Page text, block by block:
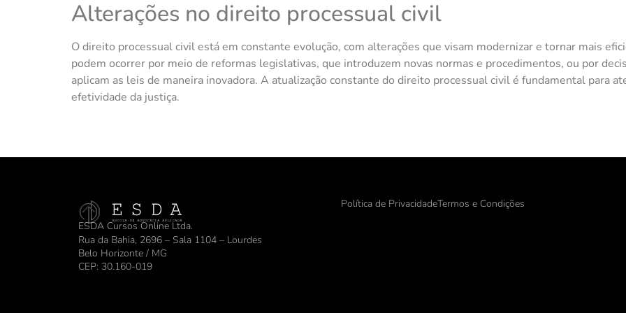
Alterações no direito processual civil
O direito processual civil está em constante evolução, com alterações que visam modernizar e tornar mais
podem ocorrer por meio de reformas legislativas, que introduzem novas normas e procedimentos, ou por
aplicam as leis de maneira inovadora. A atualização constante do direito processual civil é fundamental para
efetividade da justiça.
ESDA Cursos Online Ltda.
Rua da Bahia, 2696 – Sala 1104 – Lourdes
Belo Horizonte / MG
CEP: 30.160-019
Política de PrivacidadeTermos e Condições